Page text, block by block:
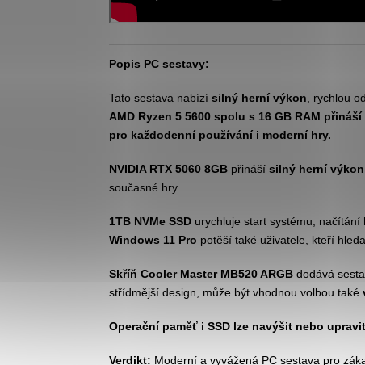
Popis PC sestavy:
Tato sestava nabízí silný herní výkon , rychlou
AMD Ryzen 5 5600 spolu s 16 GB RAM
pro každodenní používání i moderní hry.
NVIDIA RTX 5060 8GB přináší silný herní výkon
současné hry.
1TB NVMe SSD urychluje start systému,
Windows 11 Pro potěší také uživatele, kteří
Skříň Cooler Master MB520 ARGB dodává
střídmější design, může být vhodnou volbou také
Operační paměť i SSD lze navýšit nebo
Verdikt: Moderní a vyvážená PC sestava pro